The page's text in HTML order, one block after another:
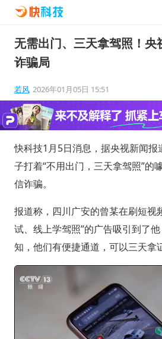
无需出门、三天拿驾照！央
诈骗局
若风 2026年01月05日 15:51
快科技1月5日消息，据央视新闻报
子打着“不用出门，三天拿驾照”的
信诈骗。
报道称，四川广安的曾某在刷短视
试、线上学驾照”的广告吸引到了
知，他们有便捷通道，可以三天拿